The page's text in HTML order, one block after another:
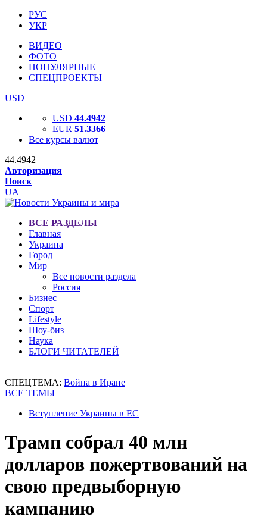
РУС
УКР
ВИДЕО
ФОТО
ПОПУЛЯРНЫЕ
СПЕЦПРОЕКТЫ
USD
USD 44.4942
EUR 51.3366
Все курсы валют
44.4942
Авторизация
Поиск
UA
ВСЕ РАЗДЕЛЫ
Главная
Украина
Город
Мир
Все новости раздела
Россия
Бизнес
Спорт
Lifestyle
Шоу-биз
Наука
БЛОГИ ЧИТАТЕЛЕЙ
СПЕЦТЕМА: Война в Иране
ВСЕ ТЕМЫ
Вступление Украины в ЕС
Трамп собрал 40 млн
долларов пожертвований на
свою предвыборную
кампанию